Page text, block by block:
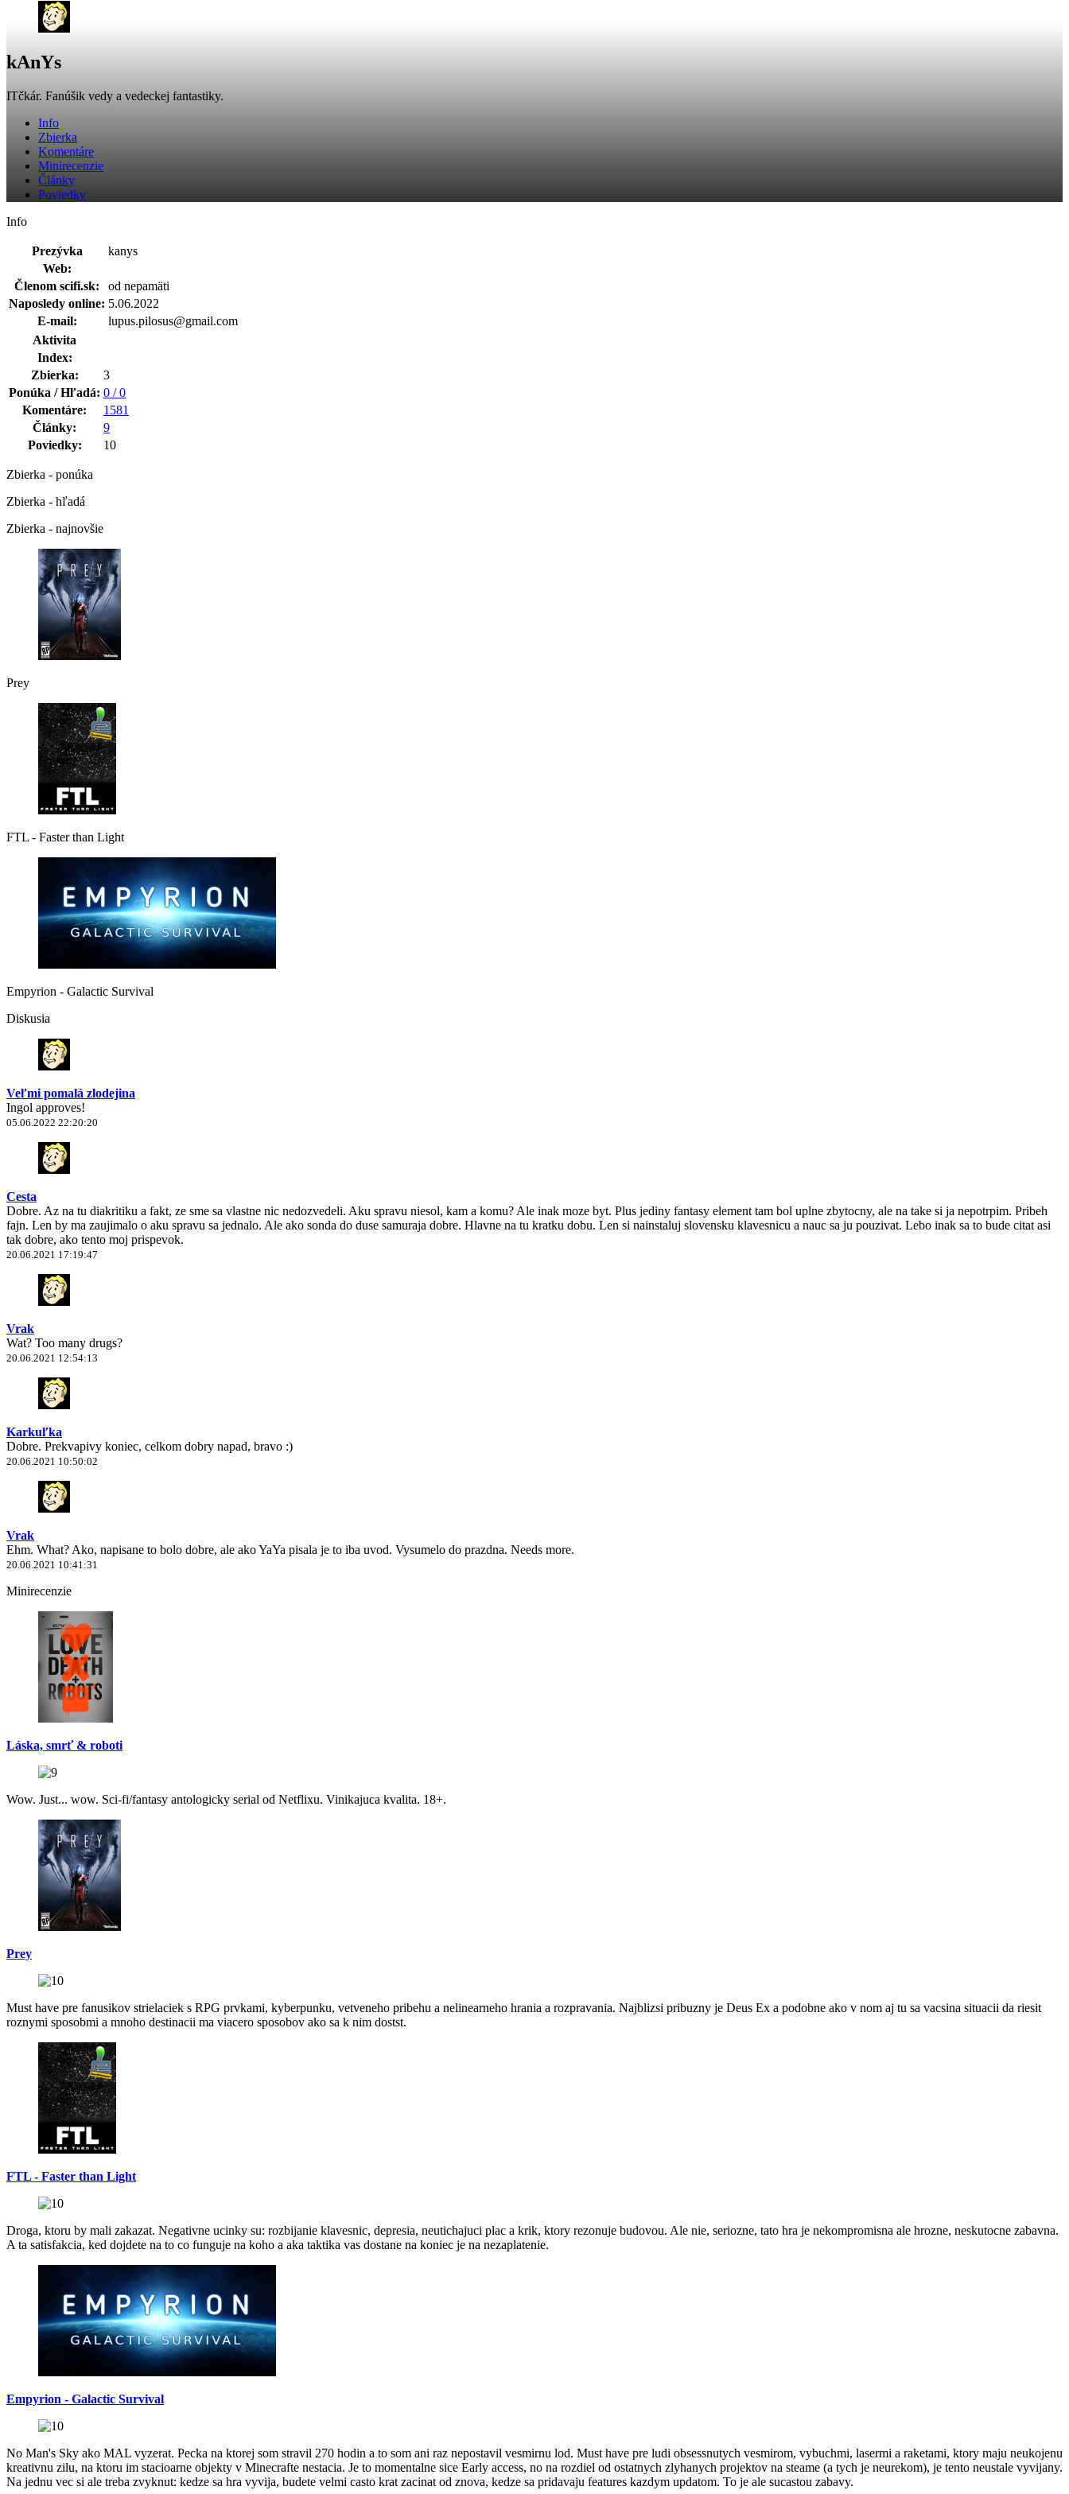
kAnYs
ITčkár. Fanúšik vedy a vedeckej fantastiky.
Info
Zbierka
Komentáre
Minirecenzie
Články
Poviedky
Info
Prezývka
kanys
Web:
Členom scifi.sk:
od nepamäti
Naposledy online: 5.06.2022
E-mail:
lupus.pilosus@gmail.com
Aktivita
Index:
Zbierka:
3
Ponúka / Hľadá: 0 / 0
Komentáre:
1581
Články:
9
Poviedky:
10
Zbierka - ponúka
Zbierka - hľadá
Zbierka - najnovšie
Prey
FTL - Faster than Light
Empyrion - Galactic Survival
Diskusia
Veľmi pomalá zlodejina
Ingol approves!
05.06.2022 22:20:20
Cesta
Dobre. Az na tu diakritiku a fakt, ze sme sa vlastne nic nedozvedeli. Aku spravu niesol, kam a komu? Ale inak moze byt. Plus jediny fantasy element tam bol uplne zbytocny, ale na take si ja nepotrpim. Pribeh
fajn. Len by ma zaujimalo o aku spravu sa jednalo. Ale ako sonda do duse samuraja dobre. Hlavne na tu kratku dobu. Len si nainstaluj slovensku klavesnicu a nauc sa ju pouzivat. Lebo inak sa to bude citat asi
tak dobre, ako tento moj prispevok.
20.06.2021 17:19:47
Vrak
Wat? Too many drugs?
20.06.2021 12:54:13
Karkuľka
Dobre. Prekvapivy koniec, celkom dobry napad, bravo :)
20.06.2021 10:50:02
Vrak
Ehm. What? Ako, napisane to bolo dobre, ale ako YaYa pisala je to iba uvod. Vysumelo do prazdna. Needs more.
20.06.2021 10:41:31
Minirecenzie
Láska, smrť & roboti
Wow. Just... wow. Sci-fi/fantasy antologicky serial od Netflixu. Vinikajuca kvalita. 18+.
Prey
Must have pre fanusikov strielaciek s RPG prvkami, kyberpunku, vetveneho pribehu a nelinearneho hrania a rozpravania. Najblizsi pribuzny je Deus Ex a podobne ako v nom aj tu sa vacsina situacii da riesit
roznymi sposobmi a mnoho destinacii ma viacero sposobov ako sa k nim dostst.
FTL - Faster than Light
Droga, ktoru by mali zakazat. Negativne ucinky su: rozbijanie klavesnic, depresia, neutichajuci plac a krik, ktory rezonuje budovou. Ale nie, seriozne, tato hra je nekompromisna ale hrozne, neskutocne zabavna.
A ta satisfakcia, ked dojdete na to co funguje na koho a aka taktika vas dostane na koniec je na nezaplatenie.
Empyrion - Galactic Survival
No Man's Sky ako MAL vyzerat. Pecka na ktorej som stravil 270 hodin a to som ani raz nepostavil vesmirnu lod. Must have pre ludi obsessnutych vesmirom, vybuchmi, lasermi a raketami, ktory maju neukojenu
kreativnu zilu, na ktoru im stacioarne objekty v Minecrafte nestacia. Je to momentalne sice Early access, no na rozdiel od ostatnych zlyhanych projektov na steame (a tych je neurekom), je tento neustale vyvijany.
Na jednu vec si ale treba zvyknut: kedze sa hra vyvija, budete velmi casto krat zacinat od znova, kedze sa pridavaju features kazdym updatom. To je ale sucastou zabavy.